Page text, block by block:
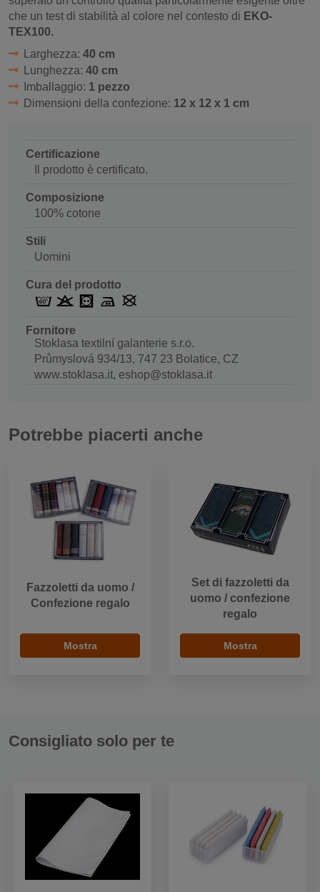
che un test di stabilità al colore nel contesto di EKO-
TEX100.
Larghezza: 40 cm
Lunghezza: 40 cm
Imballaggio: 1 pezzo
Dimensioni della confezione: 12 x 12 x 1 cm
Certificazione
Il prodotto è certificato.
Composizione
100% cotone
Stili
Uomini
Cura del prodotto
Fornitore
Stoklasa textilní galanterie s.r.o.
Průmyslová 934/13, 747 23 Bolatice, CZ
www.stoklasa.it, eshop@stoklasa.it
Potrebbe piacerti anche
Fazzoletti da uomo /
Confezione regalo
Mostra
Set di fazzoletti da
uomo / confezione
regalo
Mostra
Consigliato solo per te